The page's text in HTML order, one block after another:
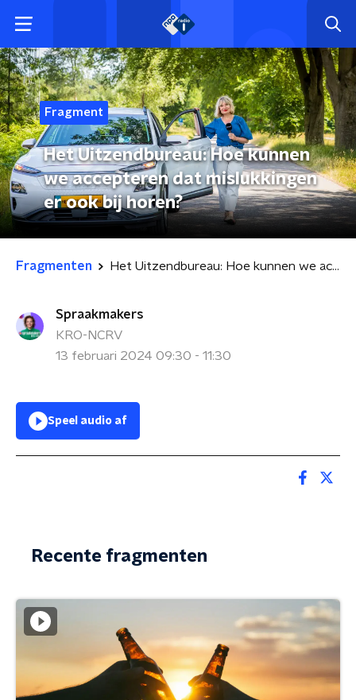
Fragment
Het Uitzendbureau: Hoe kunnen
we accepteren dat mislukkingen
er ook bij horen?
Fragmenten Het Uitzendbureau: Hoe kunnen we accepteren dat mislukkingen er ook bij horen?
Spraakmakers
KRO-NCRV
13 februari 2024 09:30 - 11:30
Speel audio af
Recente fragmenten